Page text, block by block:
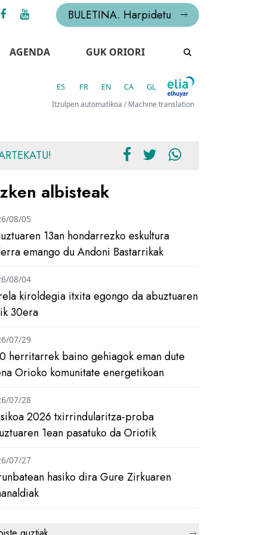
BULETINA. Harpidetu
AGENDA GUK ORIORI
ES FR EN CA GL
Itzulpen automatikoa / Machine translation
albisteak
13an hondarrezko eskultura
emango du Andoni Bastarrikak
08/05
kiroldegia itxita egongo da abuztuaren
30era
08/04
herritarrek baino gehiagok eman dute
Orioko komunitate energetikoan
07/29
2026 txirrindularitza-proba
1ean pasatuko da Oriotik
07/28
hasiko dira Gure Zirkuaren
07/27